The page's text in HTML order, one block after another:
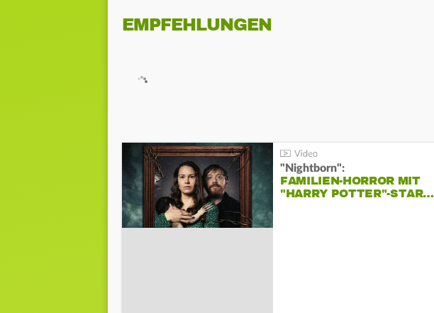
EMPFEHLUNGEN
"Nightborn":
FAMILIEN-HORROR MIT
"HARRY POTTER"-STAR…